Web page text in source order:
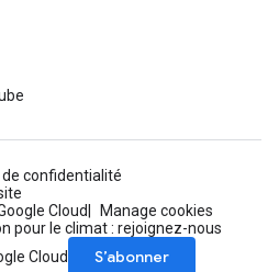
de confidentialité
Cloud
Manage cookies
pour le climat : rejoignez-nous
Cloud
S’abonner